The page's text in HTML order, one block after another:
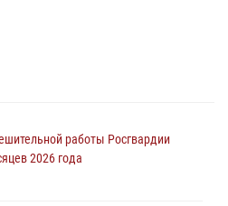
работы Росгвардии
2026 года